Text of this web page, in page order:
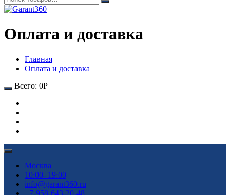
Оплата и доставка
Главная
Оплата и доставка
Всего: 0Р
Москва
10:00- 19:00
info@garant360.ru
+7-958-643-20-48